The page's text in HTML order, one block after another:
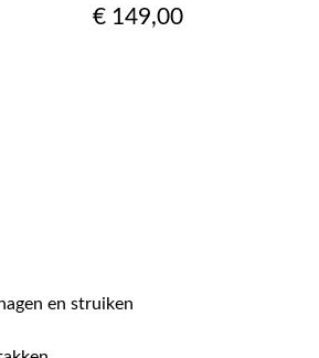
€ 149,00
en struiken